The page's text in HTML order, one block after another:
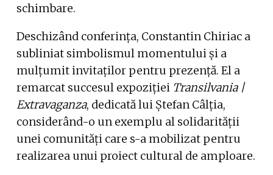
schimbare.
Deschizând conferința, Constantin Chiriac a
subliniat simbolismul momentului și a
mulțumit invitaților pentru prezență. El a
remarcat succesul expoziției Transilvania |
Extravaganza, dedicată lui Ștefan Câlția,
considerând-o un exemplu al solidarității
unei comunități care s-a mobilizat pentru
realizarea unui proiect cultural de amploare.